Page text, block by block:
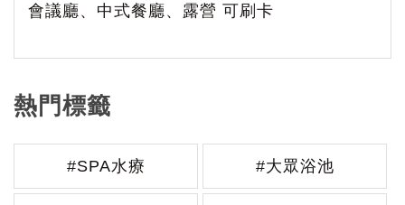
會議廳、中式餐廳、露營 可刷卡
熱門標籤
#SPA水療 #大眾浴池